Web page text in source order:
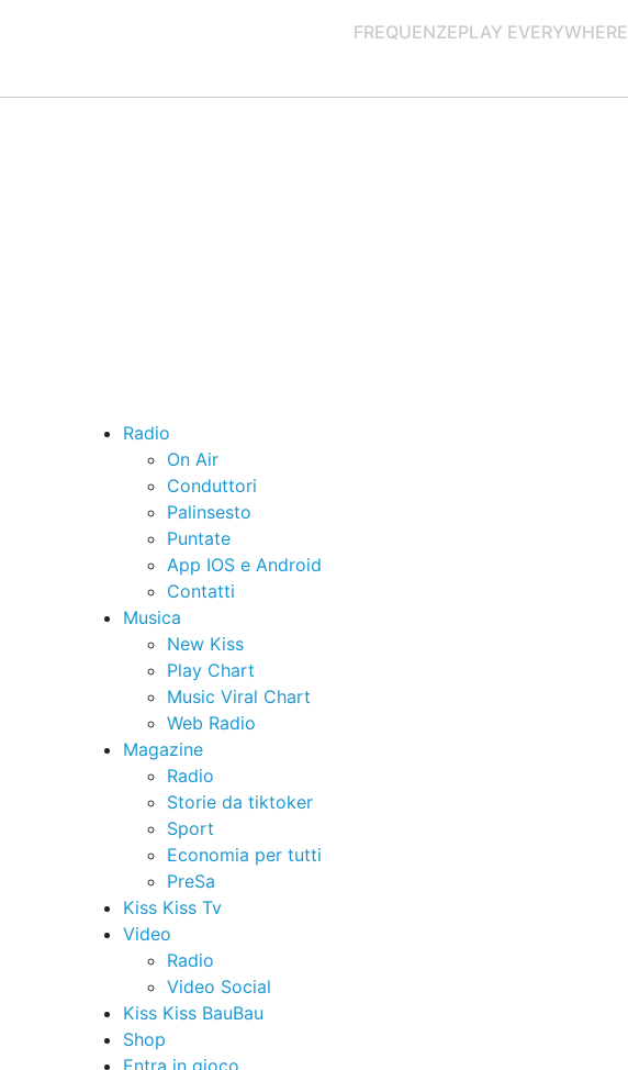
FREQUENZEPLAY EVERYWHERE
Radio
On Air
Conduttori
Palinsesto
Puntate
App IOS e Android
Contatti
Musica
New Kiss
Play Chart
Music Viral Chart
Web Radio
Magazine
Radio
Storie da tiktoker
Sport
Economia per tutti
PreSa
Kiss Kiss Tv
Video
Radio
Video Social
Kiss Kiss BauBau
Shop
Entra in gioco